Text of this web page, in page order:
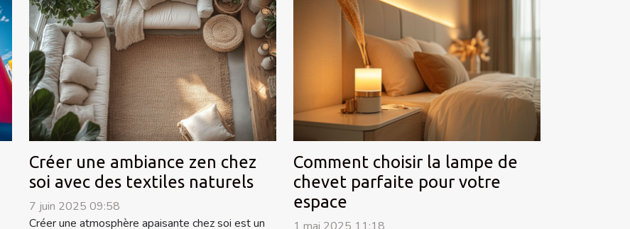
Créer une ambiance zen chez
soi avec des textiles naturels
7 juin 2025 09:58
Créer une atmosphère apaisante chez soi est un
Comment choisir la lampe de
chevet parfaite pour votre
espace